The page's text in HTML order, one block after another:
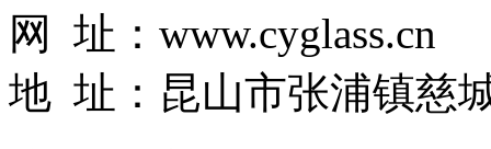
网
址： www.cyglass.cn
地 址：昆山市张浦镇慈